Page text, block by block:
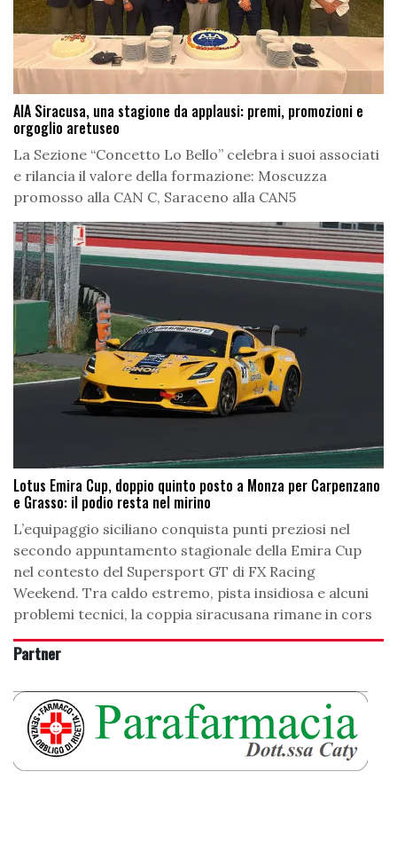
AIA Siracusa, una stagione da applausi: premi, promozioni e
orgoglio aretuseo
La Sezione “Concetto Lo Bello” celebra i suoi associati
e rilancia il valore della formazione: Moscuzza
promosso alla CAN C, Saraceno alla CAN5
Lotus Emira Cup, doppio quinto posto a Monza per Carpenzano
e Grasso: il podio resta nel mirino
L’equipaggio siciliano conquista punti preziosi nel
secondo appuntamento stagionale della Emira Cup
nel contesto del Supersport GT di FX Racing
Weekend. Tra caldo estremo, pista insidiosa e alcuni
problemi tecnici, la coppia siracusana rimane in cors
Partner